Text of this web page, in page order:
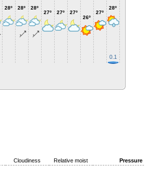
28º 28º 28º
27º 27º 27º
26º
27º
28º
0.1
Cloudiness Relative moist Pressure